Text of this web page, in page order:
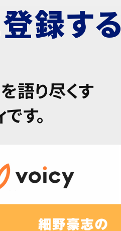
登録する
語り尽くす
す。